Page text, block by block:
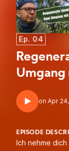
Ep. 04
Umgang
EPISODE
Ich nehme